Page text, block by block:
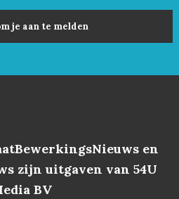
je aan te melden
en
zijn uitgaven van 54U
BV